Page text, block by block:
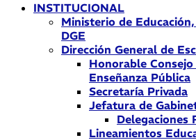
INSTITUCIONAL
Ministerio de
DGE
Dirección General de
Honorable
Enseñanza Pública
Secretaría Privada
Jefatura de
Delegaciones
Lineamientos